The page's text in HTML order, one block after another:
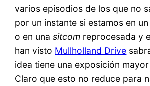
varios episodios de los que no
por un instante si estamos en
o en unasitcom reprocesada y
han visto Mullholland Drive
idea tiene una exposición
Claro que esto no reduce para